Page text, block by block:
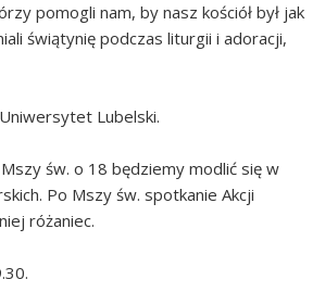
pomogli nam, by nasz kościół był jak
świątynię podczas liturgii i adoracji,
Lubelski.
św. o 18 będziemy modlić się w
Po Mszy św. spotkanie Akcji
różaniec.